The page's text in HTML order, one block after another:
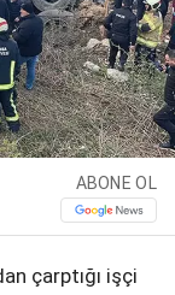
ABONE OL
çarptığı işçi